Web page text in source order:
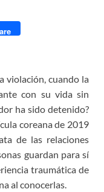
violación, cuando la
con su vida sin
ha sido detenido?
coreana de 2019
de las relaciones
guardan para sí
traumática de
al conocerlas.